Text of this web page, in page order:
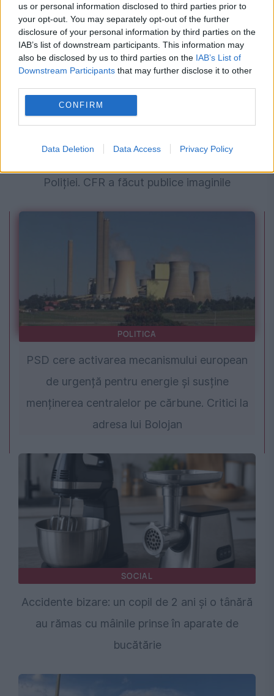
us or personal information disclosed to third parties prior to
your opt-out. You may separately opt-out of the further
disclosure of your personal information by third parties on the
IAB’s list of downstream participants. This information may
also be disclosed by us to third parties on the IAB’s List of
Downstream Participants that may further disclose it to other
CONFIRM
Data Deletion Data Access Privacy Policy
Poliției. CFR a făcut publice imaginile
POLITICA
PSD cere activarea mecanismului european
de urgență pentru energie și susține
menținerea centralelor pe cărbune. Critici la
adresa lui Bolojan
SOCIAL
Accidente bizare: un copil de 2 ani și o tânără
au rămas cu mâinile prinse în aparate de
bucătărie